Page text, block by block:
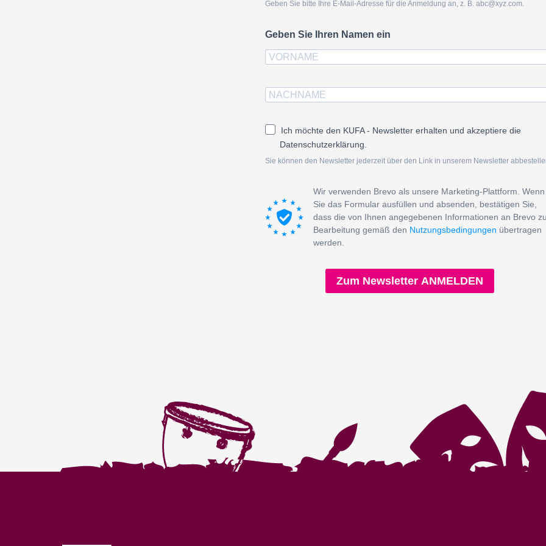
Geben Sie bitte Ihre E-Mail-Adresse für die Anmeldung an, z. B. abc@xyz.com.
Geben Sie Ihren Namen ein
Ich möchte den KUFA - Newsletter erhalten und akzeptiere die
Datenschutzerklärung.
Sie können den Newsletter jederzeit über den Link in unserem Newsletter
Wir verwenden Brevo als unsere Marketing-Plattform. Wenn
Sie das Formular ausfüllen und absenden, bestätigen Sie,
dass die von Ihnen angegebenen Informationen an Brevo
Bearbeitung gemäß den Nutzungsbedingungen übertragen
werden.
Zum Newsletter ANMELDEN